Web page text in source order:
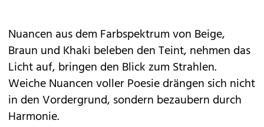
Nuancen aus dem Farbspektrum von Beige,
Braun und Khaki beleben den Teint, nehmen das
Licht auf, bringen den Blick zum Strahlen.
Weiche Nuancen voller Poesie drängen sich nicht
in den Vordergrund, sondern bezaubern durch
Harmonie.